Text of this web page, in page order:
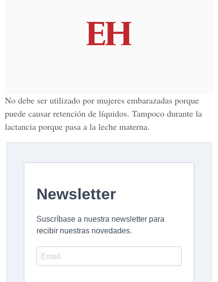
No debe ser utilizado por mujeres embarazadas porque
puede causar retención de líquidos. Tampoco durante la
lactancia porque pasa a la leche materna.